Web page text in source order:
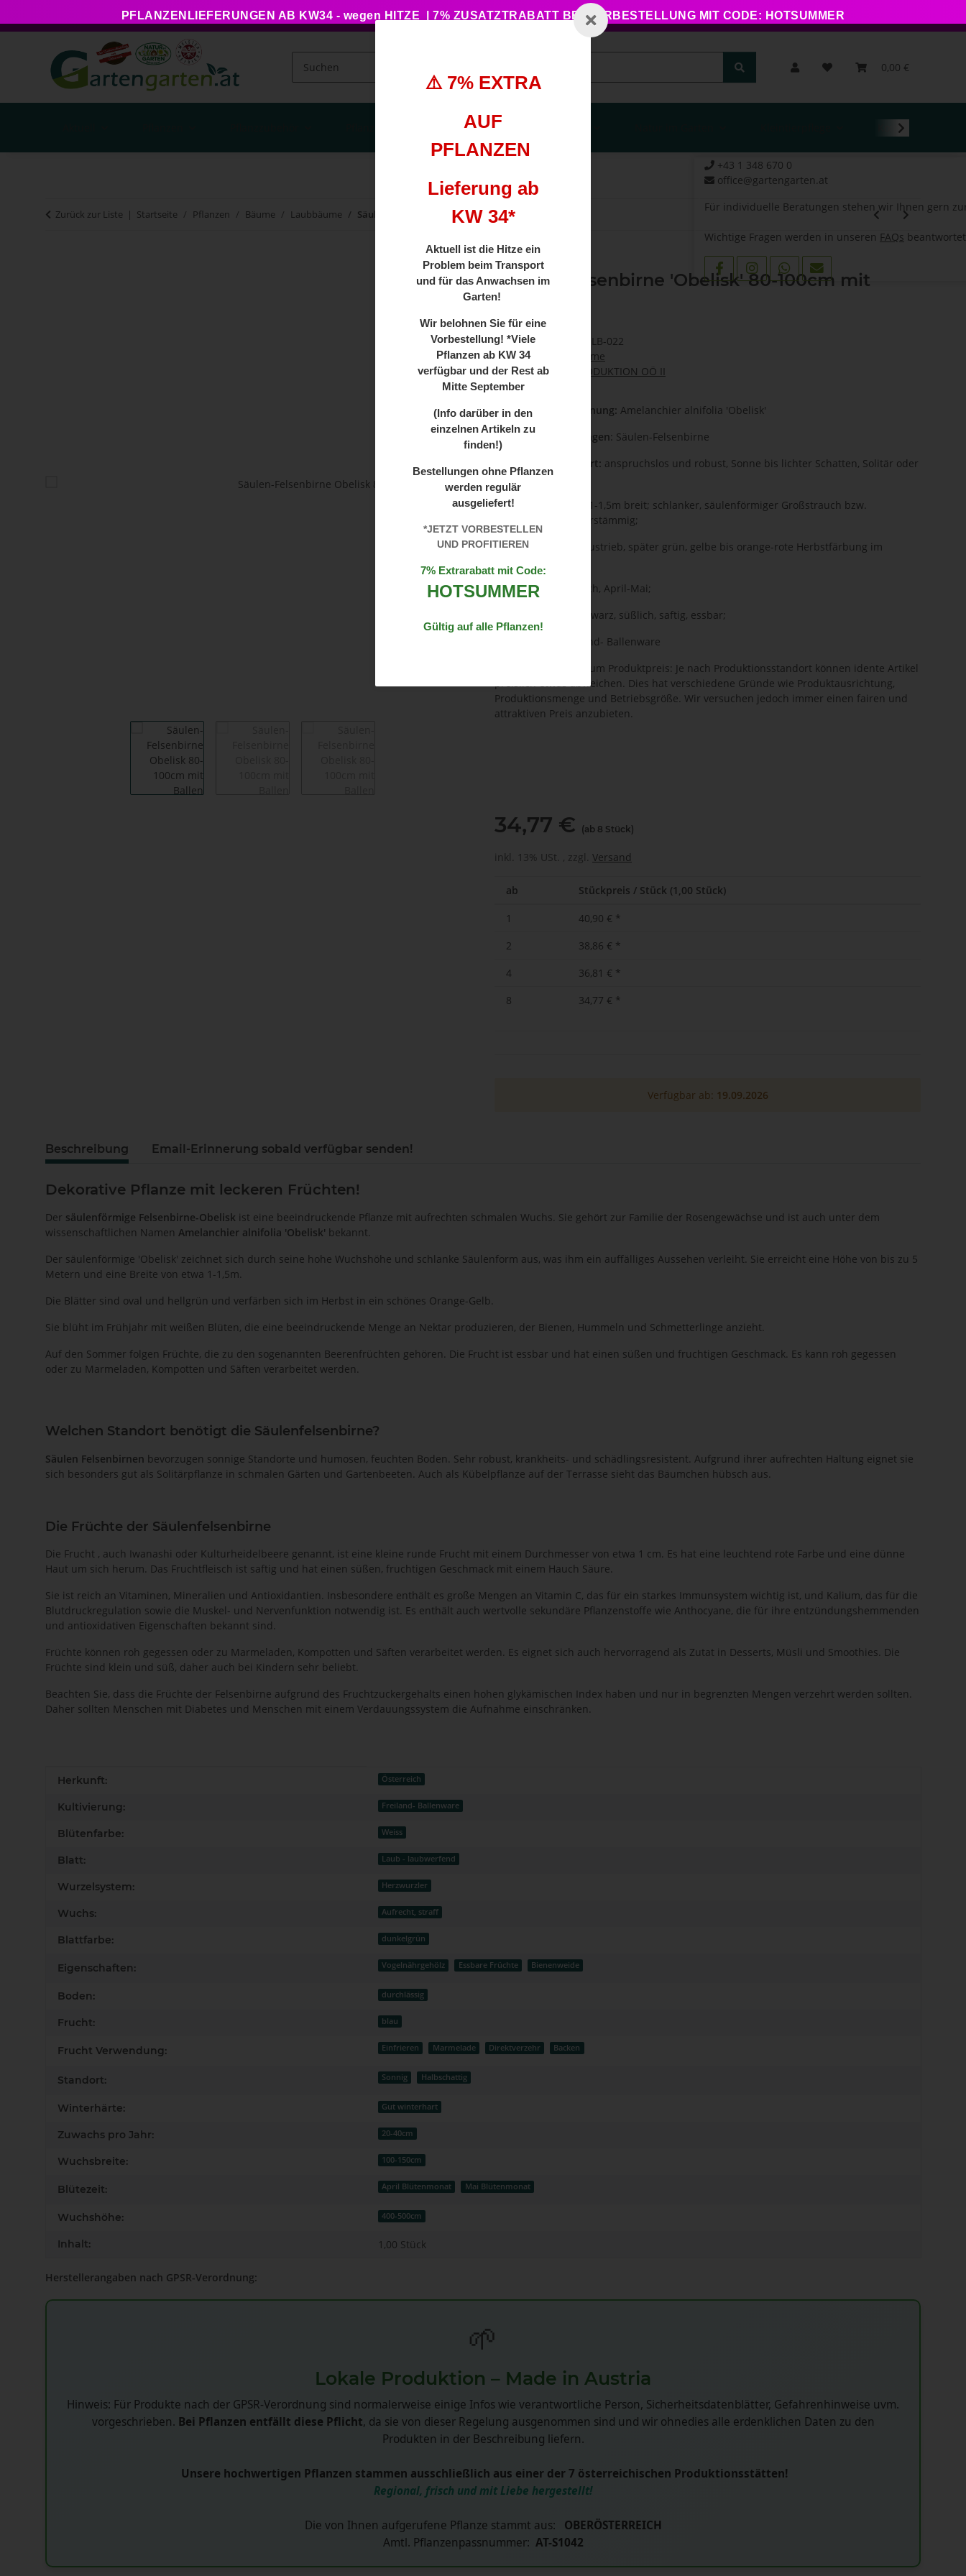
PFLANZENLIEFERUNGEN AB KW34 - wegen HITZE | 7% ZUSATZTRABATT BEI VORBESTELLUNG MIT CODE: HOTSUMMER
⚠️ 7% EXTRA
AUF
PFLANZEN
Lieferung ab
KW 34*
Aktuell ist die Hitze ein
Problem beim Transport
und für das Anwachsen im
Garten!
Wir belohnen Sie für eine
Vorbestellung! *Viele
Pflanzen ab KW 34
verfügbar und der Rest ab
Mitte September
(Info darüber in den
einzelnen Artikeln zu
finden!)
Bestellungen ohne Pflanzen
werden regulär
ausgeliefert!
*JETZT VORBESTELLEN
UND PROFITIEREN
7% Extrarabatt mit Code:
HOTSUMMER
Gültig auf alle Pflanzen!
0,00 €
Haus, Garten, Balkon Kontakt
+43 1 348 670 0
office@gartengarten.at
Für individuelle Beratungen stehen wir Ihnen gern
Wichtige Fragen werden in unseren FAQs
Zurück zur Liste Startseite Pflanzen Bäume Laubbäume Säulen-Felsenbirne 'Obelisk' 80-100cm mit Ballen
Säulen-Felsenbirne 'Obelisk' 80-100cm mit
Ballen
Artikelnummer:
BH-LB-022
Kategorie:
Laubbäume
Herkunft:
PRODUKTION OÖ II
Botanische Bezeichnung: Amelanchier alnifolia 'Obelisk'
Weitere Bezeichnungen: Säulen-Felsenbirne
Einsatz und Standort: anspruchslos und robust, Sonne bis lichter Schatten, Solitär oder
für Hecken
Wuchs:
3-5m hoch, 1-1,5m breit; schlanker, säulenförmiger Großstrauch bzw.
Kleinbaum, oft mehrstämmig;
Blatt:kupferroter Austrieb, später grün, gelbe bis orange-rote Herbstfärbung im
Blüte:weiß, zahlreich, April-Mai;
: bläulich-schwarz, süßlich, saftig, essbar;
: Freiland- Ballenware
Wichtiger Hinweis zum Produktpreis: Je nach Produktionsstandort können idente Artikel
preislich etwas abweichen. Dies hat verschiedene Gründe wie Produktausrichtung,
Produktionsmenge und Betriebsgröße. Wir versuchen jedoch immer einen fairen und
attraktiven Preis anzubieten.
34,77 € (ab 8 Stück)
inkl. 13% USt. , zzgl. Versand
ab Stückpreis / Stück (1,00 Stück)
1 40,90 € *
2
38,86 € *
4
36,81 € *
8
34,77 € *
Verfügbar ab: 19.09.2026
Beschreibung Email-Erinnerung sobald verfügbar senden!
Dekorative Pflanze mit leckeren Früchten!
Der säulenförmige Felsenbirne-Obelisk ist eine beeindruckende Pflanze mit aufrechten schmalen Wuchs. Sie gehört zur Familie der Rosengewächse und ist auch unter dem
wissenschaftlichen Namen Amelanchier alnifolia 'Obelisk' bekannt.
Der säulenförmige 'Obelisk' zeichnet sich durch seine hohe Wuchshöhe und schlanke Säulenform aus, was ihm ein auffälliges Aussehen verleiht. Sie erreicht eine Höhe von bis zu 5
Metern und eine Breite von etwa 1-1,5m.
Die Blätter sind oval und hellgrün und verfärben sich im Herbst in ein schönes Orange-Gelb.
Sie blüht im Frühjahr mit weißen Blüten, die eine beeindruckende Menge an Nektar produzieren, der Bienen, Hummeln und Schmetterlinge anzieht.
Auf den Sommer folgen Früchte, die zu den sogenannten Beerenfrüchten gehören. Die Frucht ist essbar und hat einen süßen und fruchtigen Geschmack. Es kann roh gegessen
oder zu Marmeladen, Kompotten und Säften verarbeitet werden.
Welchen Standort benötigt die Säulenfelsenbirne?
Säulen Felsenbirnen bevorzugen sonnige Standorte und humosen, feuchten Boden. Sehr robust, krankheits- und schädlingsresistent. Aufgrund ihrer aufrechten Haltung eignet sie
sich besonders gut als Solitärpflanze in schmalen Gärten und Gartenbeeten. Auch als Kübelpflanze auf der Terrasse sieht das Bäumchen hübsch aus.
Die Früchte der Säulenfelsenbirne
Die Frucht , auch Iwanashi oder Kulturheidelbeere genannt, ist eine kleine runde Frucht mit einem Durchmesser von etwa 1 cm. Es hat eine leuchtend rote Farbe und eine dünne
Haut um sich herum. Das Fruchtfleisch ist saftig und hat einen süßen, fruchtigen Geschmack mit einem Hauch Säure.
Sie ist reich an Vitaminen, Mineralien und Antioxidantien. Insbesondere enthält es große Mengen an Vitamin C, das für ein starkes Immunsystem wichtig ist, und Kalium, das für die
Blutdruckregulation sowie die Muskel- und Nervenfunktion notwendig ist. Es enthält auch wertvolle sekundäre Pflanzenstoffe wie Anthocyane, die für ihre entzündungshemmenden
und antioxidativen Eigenschaften bekannt sind.
Früchte können roh gegessen oder zu Marmeladen, Kompotten und Säften verarbeitet werden. Es eignet sich auch hervorragend als Zutat in Desserts, Müsli und Smoothies. Die
Früchte sind klein und süß, daher auch bei Kindern sehr beliebt.
Beachten Sie, dass die Früchte der Felsenbirne aufgrund des Fruchtzuckergehalts einen hohen glykämischen Index haben und nur in begrenzten Mengen verzehrt werden sollten.
Daher sollten Menschen mit Diabetes und Menschen mit einem Verdauungssystem die Aufnahme einschränken.
Produkteigenschaft
Wert
Herkunft: Österreich
Kultivierung: Freiland- Ballenware
Blütenfarbe: Weiss
Blatt: Laub - laubwerfend
Wurzelsystem: Herzwurzler
Wuchs: Aufrecht, straff
Blattfarbe: dunkelgrün
Eigenschaften: Vogelnährgehölz Essbare Früchte Bienenweide
Boden: durchlässig
Frucht: blau
Frucht Verwendung: Einfrieren Marmelade Direktverzehr Backen
Standort: Sonnig Halbschattig
Winterhärte: Gut winterhart
Zuwachs pro Jahr: 20-40cm
Wuchsbreite: 100-150cm
Blütezeit: April Blütenmonat Mai Blütenmonat
Wuchshöhe: 400-500cm
Inhalt: 1,00 Stück
Herstellerangaben nach GPSR-Verordnung:
🌱
Lokale Produktion – Made in Austria
Hinweis: Für Produkte nach der GPSR-Verordnung sind normalerweise einige Infos wie verantwortliche Person, Sicherheitsdatenblätter, Gefahrenhinweise uvm.
vorgeschrieben. Bei Pflanzen entfällt diese Pflicht, da sie von dieser Regelung ausgenommen sind und wir ohnedies alle erdenklichen Daten zu den
Produkten in der Beschreibung liefern.
Unsere hochwertigen Pflanzen stammen ausschließlich aus einer der 7 österreichischen Produktionsstätten!
Regional, frisch und mit Liebe hergestellt!
Die von Ihnen aufgerufene Pflanze stammt aus: OBERÖSTERREICH
Amtl. Pflanzenpassnummer: AT-S1042